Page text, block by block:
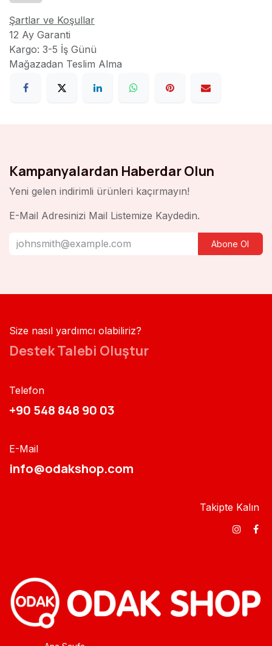
Şartlar ve Koşullar
12 Ay Garanti
Kargo: 3-5 İş Günü
Mağazadan Teslim Alma
Kampanyalardan Haberdar Olun
Yeni gelen indirimli ürünleri kaçırmayın!
E-Mail Adresinizi Mail Listemize Kaydedin.
Abone Ol
Size nasıl yardımcı olabiliriz?
Destek Talebi Oluştur
Telefon
+90 548 848 90 03​​
E-Mail
info@odakshop.com​
Takipte Kalın